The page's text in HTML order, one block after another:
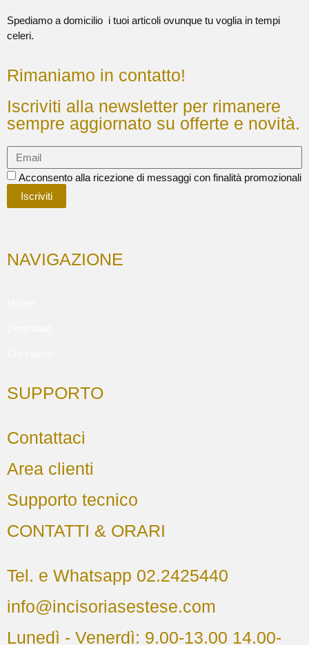
Spediamo a domicilio i tuoi articoli ovunque tu voglia in tempi
celeri.
Rimaniamo in contatto!
Iscriviti alla newsletter per rimanere
sempre aggiornato su offerte e novità.
Acconsento alla ricezione di messaggi con finalità promozionali
Iscriviti
NAVIGAZIONE
SUPPORTO
Contattaci
Area clienti
Supporto tecnico
CONTATTI & ORARI
Tel. e Whatsapp 02.2425440
info@incisoriasestese.com
Lunedì - Venerdì: 9.00-13.00 14.00-